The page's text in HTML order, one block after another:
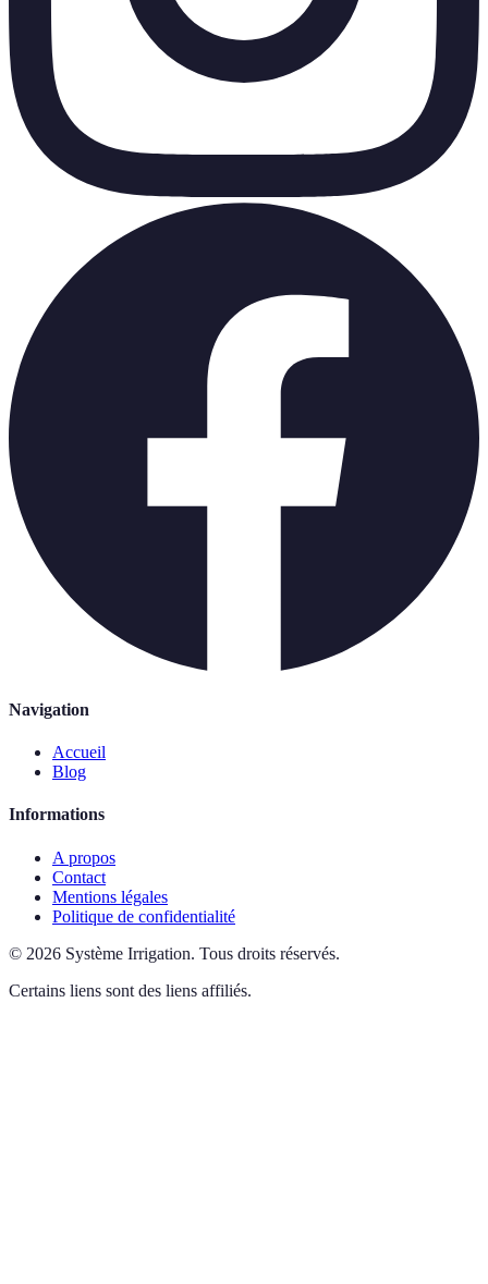
Navigation
Accueil
Blog
Informations
A propos
Contact
Mentions légales
Politique de confidentialité
© 2026 Système Irrigation. Tous droits réservés.
Certains liens sont des liens affiliés.